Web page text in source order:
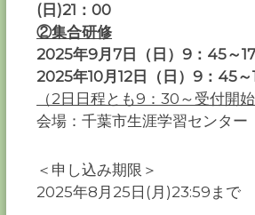
(日)21：00
②集合研修
2025年9月7日（日）9：45～
2025年10月12日（日）9：45
（2日日程とも9：30～受付開始
会場：千葉市生涯学習センタ
＜申し込み期限＞
2025年8月25日(月)23:59まで